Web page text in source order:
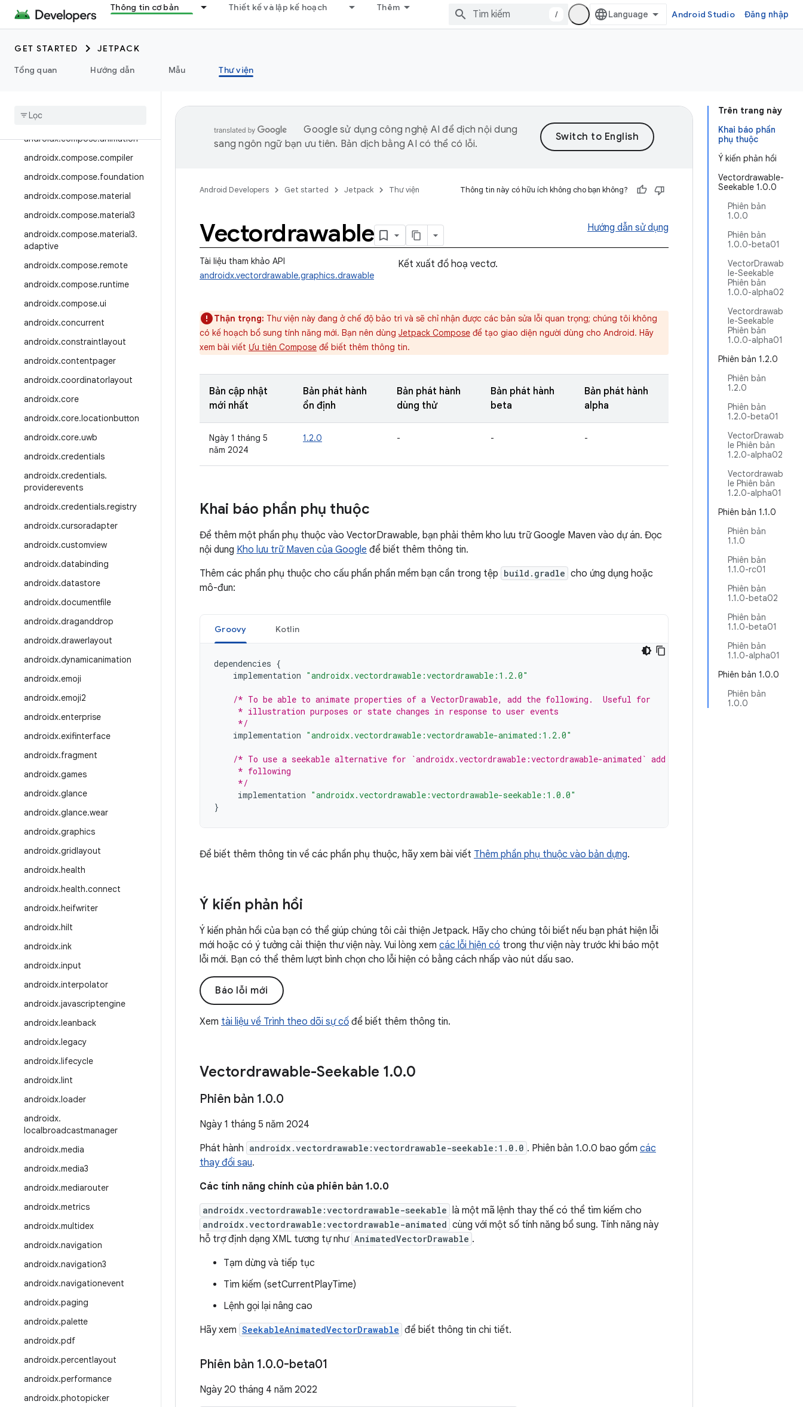
Thông tin cơ bản Thiết kế và lập kế hoạch Thêm
/ Android Studio Đăng nhập
GET STARTED
JETPACK
Tổng quan
Hướng dẫn Mẫu Thư viện
androidx.camera.media3
androidx.camera.viewfinder
androidx.car
androidx
androidx.compose.animation
androidx.compose.compiler
androidx.compose.foundation
androidx.compose.material
androidx.compose.material3
androidx.compose.material3.
adaptive
androidx.compose.remote
androidx.compose.runtime
androidx.compose.ui
androidx.concurrent
androidx.constraintlayout
androidx.contentpager
androidx.coordinatorlayout
androidx.core
androidx.core.locationbutton
androidx.core.uwb
androidx.credentials
androidx.credentials.
providerevents
androidx.credentials.registry
androidx.cursoradapter
androidx.customview
androidx.databinding
androidx.datastore
androidx.documentfile
androidx.draganddrop
androidx.drawerlayout
androidx.dynamicanimation
androidx.emoji
androidx.emoji2
androidx.enterprise
androidx.exifinterface
androidx.fragment
androidx.games
androidx.glance
androidx.glance.wear
androidx.graphics
androidx.gridlayout
androidx.health
androidx.health.connect
androidx.heifwriter
androidx.hilt
androidx.ink
androidx.input
androidx.interpolator
androidx.javascriptengine
androidx.leanback
androidx.legacy
androidx.lifecycle
androidx.lint
androidx.loader
androidx.
localbroadcastmanager
androidx.media
androidx.media3
androidx.mediarouter
androidx.metrics
androidx.multidex
androidx.navigation
androidx.navigation3
androidx.navigationevent
androidx.paging
androidx.palette
androidx.pdf
androidx.percentlayout
androidx.performance
androidx.photopicker
Trên trang này
Khai báo phần
phụ thuộc
Ý kiến phản hồi
Vectordrawable-
Seekable 1.0.0
Phiên bản
1.0.0
Phiên bản
1.0.0-beta01
VectorDrawab
le-Seekable
Phiên bản
1.0.0-alpha02
Vectordrawab
le-Seekable
Phiên bản
1.0.0-alpha01
Phiên bản 1.2.0
Phiên bản
1.2.0
Phiên bản
1.2.0-beta01
VectorDrawab
le Phiên bản
1.2.0-alpha02
Vectordrawab
le Phiên bản
1.2.0-alpha01
Phiên bản 1.1.0
Phiên bản
1.1.0
Phiên bản
1.1.0-rc01
Phiên bản
1.1.0-beta02
Phiên bản
1.1.0-beta01
Phiên bản
1.1.0-alpha01
Phiên bản 1.0.0
Phiên bản
1.0.0
Google sử dụng công nghệ AI để dịch nội dung
sang ngôn ngữ bạn ưu tiên. Bản dịch bằng AI có thể có lỗi.
Android Developers Get started Jetpack Thư viện Thông tin này có hữu ích không cho bạn không?
Vectordrawable Hướng dẫn sử dụng
Tài liệu tham khảo API
androidx.vectordrawable.graphics.drawable
Kết xuất đồ hoạ vectơ.
Thận trọng: Thư viện này đang ở chế độ bảo trì và sẽ chỉ nhận được các bản sửa lỗi quan trọng; chúng tôi không
có kế hoạch bổ sung tính năng mới. Bạn nên dùng Jetpack Compose để tạo giao diện người dùng cho Android. Hãy
xem bài viết Ưu tiên Compose để biết thêm thông tin.
Bản cập nhật
mới nhất
Bản phát hành
ổn định
Bản phát hành
dùng thử
Bản phát hành
beta
Bản phát hành
alpha
Ngày 1 tháng 5
năm 2024
1.2.0 - - -
Khai báo phần phụ thuộc
Để thêm một phần phụ thuộc vào VectorDrawable, bạn phải thêm kho lưu trữ Google Maven vào dự án. Đọc
nội dung Kho lưu trữ Maven của Google để biết thêm thông tin.
Thêm các phần phụ thuộc cho cấu phần phần mềm bạn cần trong tệp build.gradle cho ứng dụng hoặc
mô-đun:
Groovy Kotlin
dependencies {
implementation "androidx.vectordrawable:vectordrawable:1.2.0"
/* To be able to animate properties of a VectorDrawable, add the following.  Useful for
     * illustration purposes or state changes in response to user events
     */
implementation "androidx.vectordrawable:vectordrawable-animated:1.2.0"
/* To use a seekable alternative for `androidx.vectordrawable:vectordrawable-animated` add the
     * following
     */
implementation "androidx.vectordrawable:vectordrawable-seekable:1.0.0"
}
Để biết thêm thông tin về các phần phụ thuộc, hãy xem bài viết Thêm phần phụ thuộc vào bản dựng.
Ý kiến phản hồi
Ý kiến phản hồi của bạn có thể giúp chúng tôi cải thiện Jetpack. Hãy cho chúng tôi biết nếu bạn phát hiện lỗi
mới hoặc có ý tưởng cải thiện thư viện này. Vui lòng xem các lỗi hiện có trong thư viện này trước khi báo một
lỗi mới. Bạn có thể thêm lượt bình chọn cho lỗi hiện có bằng cách nhấp vào nút dấu sao.
Báo lỗi mới
Xem tài liệu về Trình theo dõi sự cố để biết thêm thông tin.
Vectordrawable-Seekable 1.0.0
Phiên bản 1.0.0
Ngày 1 tháng 5 năm 2024
Phát hành androidx.vectordrawable:vectordrawable-seekable:1.0.0 . Phiên bản 1.0.0 bao gồm các
thay đổi sau.
Các tính năng chính của phiên bản 1.0.0
androidx.vectordrawable:vectordrawable-seekable là một mã lệnh thay thế có thể tìm kiếm cho
androidx.vectordrawable:vectordrawable-animated cùng với một số tính năng bổ sung. Tính năng này
hỗ trợ định dạng XML tương tự như AnimatedVectorDrawable .
Tạm dừng và tiếp tục
Tìm kiếm (setCurrentPlayTime)
Lệnh gọi lại nâng cao
Hãy xem SeekableAnimatedVectorDrawable để biết thông tin chi tiết.
Phiên bản 1.0.0-beta01
Ngày 20 tháng 4 năm 2022